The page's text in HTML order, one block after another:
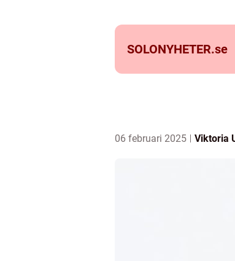
SOLONYHETER.se
06 februari 2025 Viktoria